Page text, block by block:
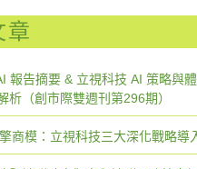
章
報告摘要 & 立視科技 AI 策略與
析（創市際雙週刊第296期）
商模：立視科技三大深化戰略導